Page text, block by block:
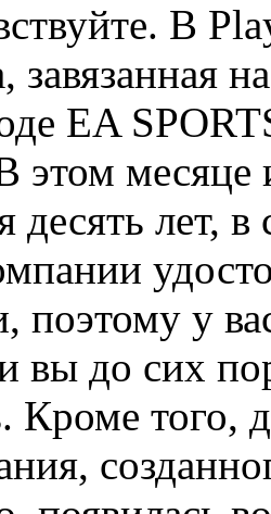
В
завязанная
EA
этом
десять лет,
поэтому у
вы до сих
Кроме того,